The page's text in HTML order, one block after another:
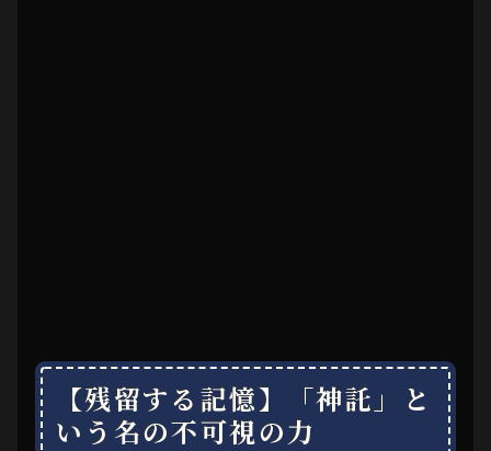
【残留する記憶】「神託」と
いう名の不可視の力